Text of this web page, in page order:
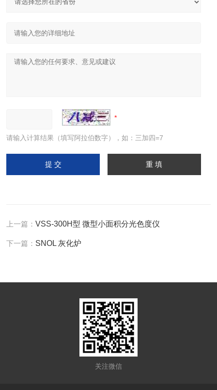
请输入计算结果（填写阿拉伯数字），如：三加四=7
上一篇：VSS-300H型 微型小面积分光色度仪
下一篇： SNOL 灰化炉
关注微信